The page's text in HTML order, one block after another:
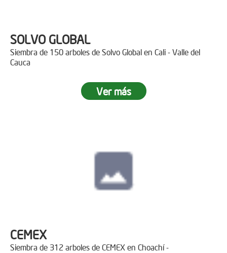
SOLVO GLOBAL
Siembra de 150 arboles de Solvo Global en Cali - Valle del
Cauca
Ver más
CEMEX
Siembra de 312 arboles de CEMEX en Choachí -